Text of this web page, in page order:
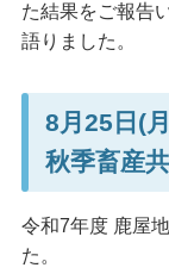
た結果をご報告
語りました。
8月25日(
秋季畜産
令和7年度 鹿屋
た。